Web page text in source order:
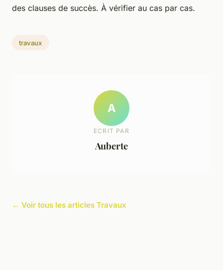
des clauses de succès. À vérifier au cas par cas.
travaux
A
ECRIT PAR
Auberte
← Voir tous les articles Travaux